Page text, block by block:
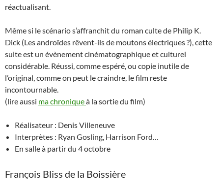
réactualisant.
Même si le scénario s’affranchit du roman culte de Philip K.
Dick (Les androïdes rêvent-ils de moutons électriques ?), cette
suite est un évènement cinématographique et culturel
considérable. Réussi, comme espéré, ou copie inutile de
l’original, comme on peut le craindre, le film reste
incontournable.
(lire aussi ma chroniqueà la sortie du film)
Réalisateur : Denis Villeneuve
Interprètes : Ryan Gosling, Harrison Ford…
En salle à partir du 4 octobre
François Bliss de la Boissière